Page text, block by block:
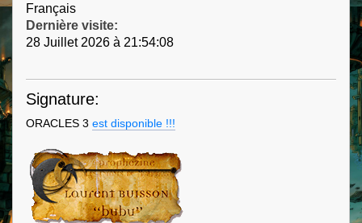
Français
Dernière visite:
28 Juillet 2026 à 21:54:08
Signature:
ORACLES 3 est disponible !!!